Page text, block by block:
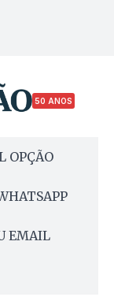
50 ANOS
OPÇÃO
EMAIL